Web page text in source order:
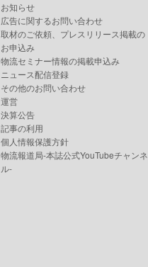
お知らせ
広告に関するお問い合わせ
取材のご依頼、プレスリリース掲載の
お申込み
物流セミナー情報の掲載申込み
ニュース配信登録
その他のお問い合わせ
運営
決算公告
記事の利用
個人情報保護方針
物流報道局-本誌公式YouTubeチャンネ
ル-